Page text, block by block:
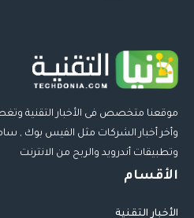
موقعنا متخصص فى الأخبار التقنية
وأخر أخبار الشركات مثل الفيس بوك ,
وتطبيقات أندرويد والربح من الانترنت
الأقسام
الأخبار التقنية